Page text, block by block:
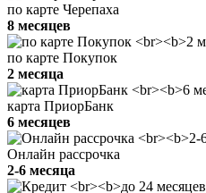
по карте Черепаха
8 месяцев
по карте Покупок
2 месяца
карта ПриорБанк
6 месяцев
Онлайн рассрочка
2-6 месяца